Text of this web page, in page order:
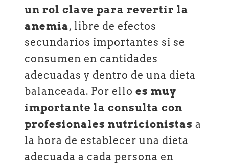
un rol clave para revertir la
anemia, libre de efectos
secundarios importantes si se
consumen en cantidades
adecuadas y dentro de una dieta
balanceada. Por elloes muy
importante la consulta con
profesionales nutricionistas a
la hora de establecer una dieta
adecuada a cada persona en